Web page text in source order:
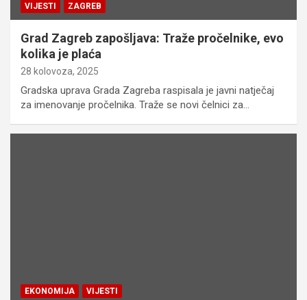
VIJESTI ZAGREB
Grad Zagreb zapošljava: Traže pročelnike, evo
kolika je plaća
28 kolovoza, 2025
Gradska uprava Grada Zagreba raspisala je javni natječaj
za imenovanje pročelnika. Traže se novi čelnici za…
EKONOMIJA VIJESTI